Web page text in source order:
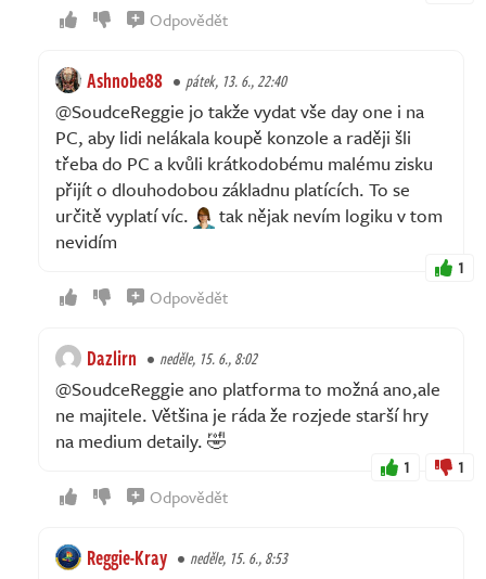
Odpovědět
Ashnobe88 pátek, 13. 6., 22:40
@SoudceReggie jo takže vydat vše day one i na
PC, aby lidi nelákala koupě konzole a raději šli
třeba do PC a kvůli krátkodobému malému zisku
přijít o dlouhodobou základnu platících. To se
určitě vyplatí víc.
tak nějak nevím logiku v tom
nevidím
1
Odpovědět
Dazlirn neděle, 15. 6., 8:02
@SoudceReggie ano platforma to možná ano,ale
ne majitele. Většina je ráda že rozjede starší hry
na medium detaily. 🤣
1 1
Odpovědět
Reggie-Kray neděle, 15. 6., 8:53